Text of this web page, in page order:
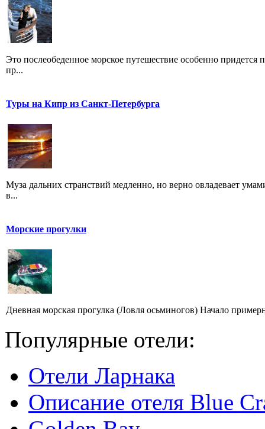
Это послеобеденное морское путешествие особенно
пр...
Туры на Кипр из Санкт-Петербурга
Муза дальних странствий медленно, но верно овладевает
в...
Морские прогулки
Дневная морская прогулка (Ловля осьминогов) Начало
Популярные отели:
Отели Ларнака
Описание отеля Blue